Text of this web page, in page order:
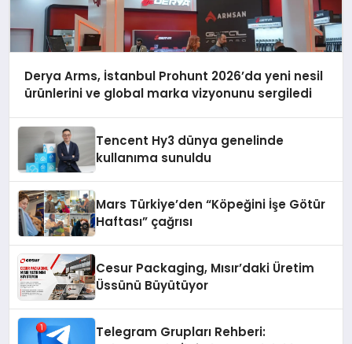
Derya Arms, İstanbul Prohunt 2026’da yeni nesil
ürünlerini ve global marka vizyonunu sergiledi
Tencent Hy3 dünya genelinde
kullanıma sunuldu
Mars Türkiye’den “Köpeğini İşe Götür
Haftası” çağrısı
Cesur Packaging, Mısır’daki Üretim
Üssünü Büyütüyor
Telegram Grupları Rehberi: